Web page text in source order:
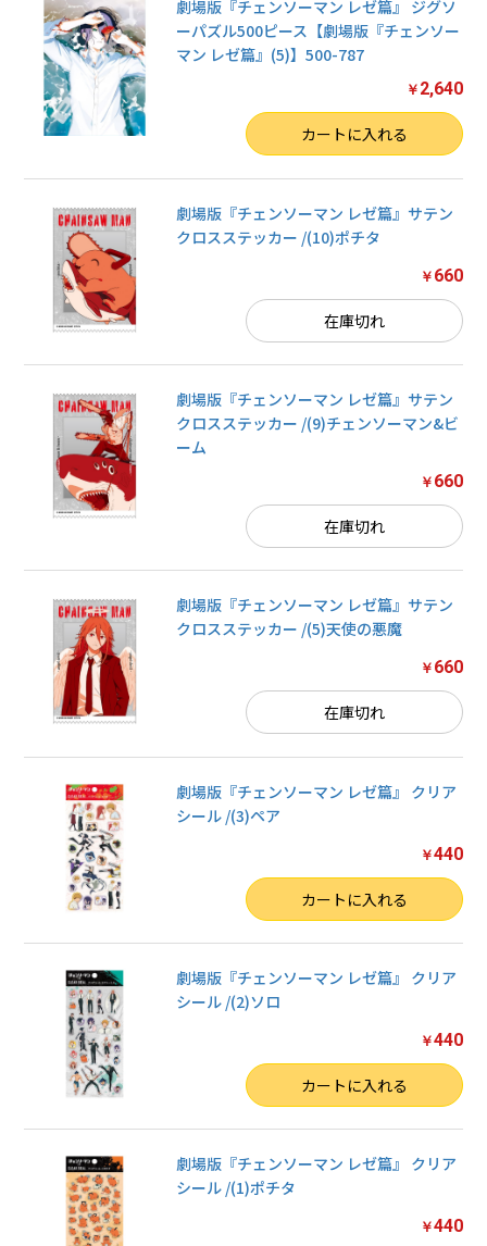
劇場版『チェンソーマン レゼ篇』 ジグソ
ーパズル500ピース【劇場版『チェンソー
マン レゼ篇』(5)】500-787
￥ 2,640
カートに入れる
劇場版『チェンソーマン レゼ篇』サテン
クロスステッカー /(10)ポチタ
￥ 660
在庫切れ
劇場版『チェンソーマン レゼ篇』サテン
クロスステッカー /(9)チェンソーマン&ビ
ーム
￥ 660
在庫切れ
劇場版『チェンソーマン レゼ篇』サテン
クロスステッカー /(5)天使の悪魔
￥ 660
在庫切れ
劇場版『チェンソーマン レゼ篇』 クリア
シール /(3)ペア
￥440
カートに入れる
劇場版『チェンソーマン レゼ篇』 クリア
シール /(2)ソロ
￥440
カートに入れる
劇場版『チェンソーマン レゼ篇』 クリア
シール /(1)ポチタ
￥440